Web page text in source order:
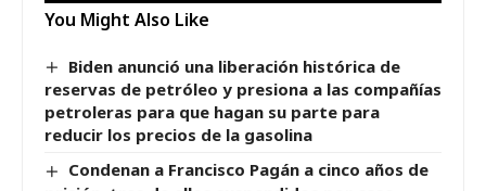
You Might Also Like
Biden anunció una liberación histórica de
reservas de petróleo y presiona a las compañías
petroleras para que hagan su parte para
reducir los precios de la gasolina
Condenan a Francisco Pagán a cinco años de